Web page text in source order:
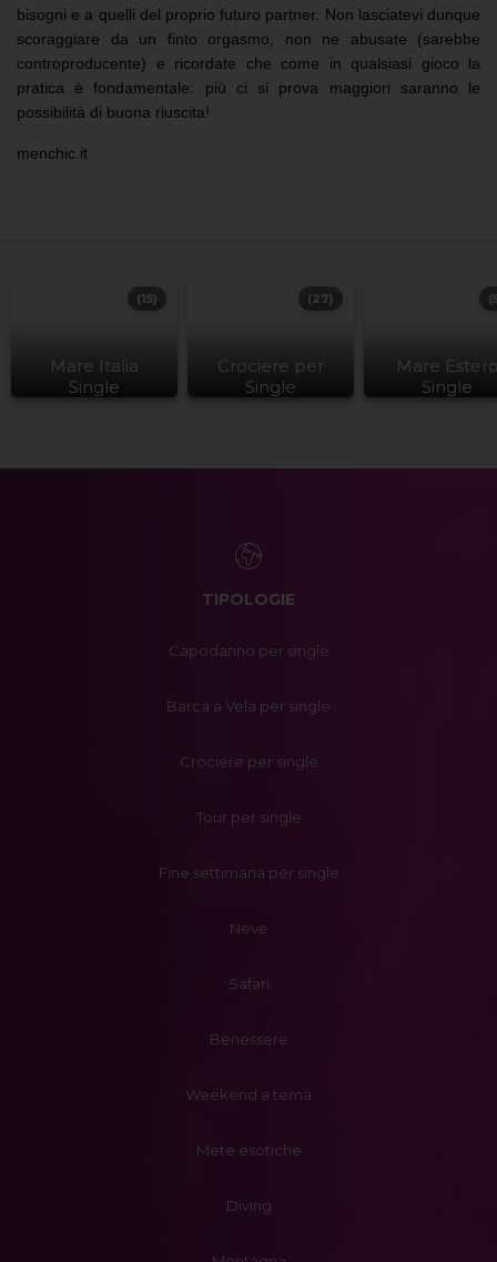
bisogni e a quelli del proprio futuro partner. Non lasciatevi dunque
scoraggiare da un finto orgasmo, non ne abusate (sarebbe
controproducente) e ricordate che come in qualsiasi gioco la
pratica è fondamentale: più ci si prova maggiori saranno le
possibilità di buona riuscita!
menchic.it
Mare Italia
Single
(15)
Crociere per
Single
(27)
Mare
Single
TIPOLOGIE
Capodanno per single
Barca a Vela per single
Crociere per single
Tour per single
Fine settimana per single
Neve
Safari
Benessere
Weekend a tema
Mete esotiche
Diving